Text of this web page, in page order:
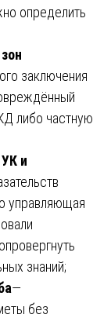
определить
заключения
либо частную
и
управляющая
знаний;
—
без